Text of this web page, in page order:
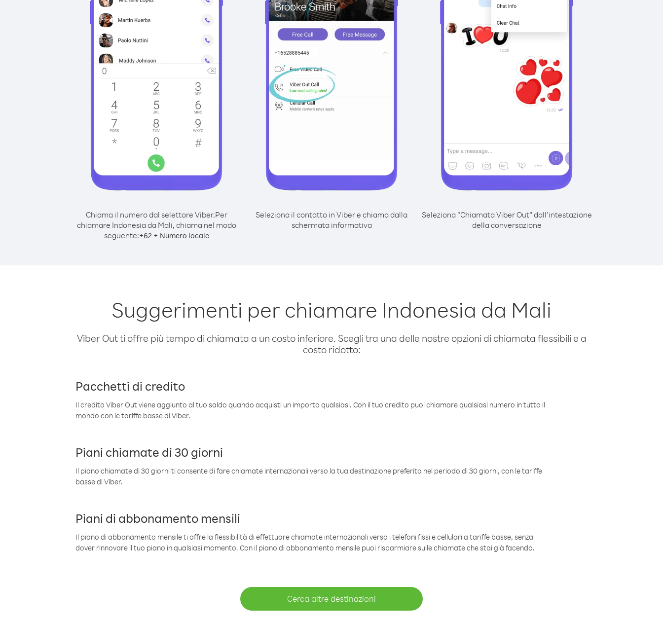
Chiama il numero dal selettore Viber.Per
chiamare Indonesia da Mali, chiama nel modo
seguente:+62+ Numero locale
Seleziona il contatto in Viber e chiama dalla
schermata informativa
Seleziona “Chiamata Viber Out” dall’intestazione
della conversazione
Suggerimenti per chiamare Indonesia da Mali
Viber Out ti offre più tempo di chiamata a un costo inferiore. Scegli tra una delle nostre opzioni di chiamata flessibili e a
costo ridotto:
Pacchetti di credito
Il credito Viber Out viene aggiunto al tuo saldo quando acquisti un importo qualsiasi. Con il tuo credito puoi chiamare qualsiasi numero in tutto il
mondo con le tariffe basse di Viber.
Piani chiamate di 30 giorni
Il piano chiamate di 30 giorni ti consente di fare chiamate internazionali verso la tua destinazione preferita nel periodo di 30 giorni, con le tariffe
basse di Viber.
Piani di abbonamento mensili
Il piano di abbonamento mensile ti offre la flessibilità di effettuare chiamate internazionali verso i telefoni fissi e cellulari a tariffe basse, senza
dover rinnovare il tuo piano in qualsiasi momento. Con il piano di abbonamento mensile puoi risparmiare sulle chiamate che stai già facendo.
Cerca altre destinazioni